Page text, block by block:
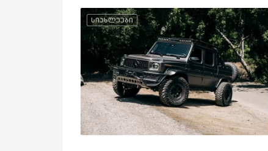
სიახლეები